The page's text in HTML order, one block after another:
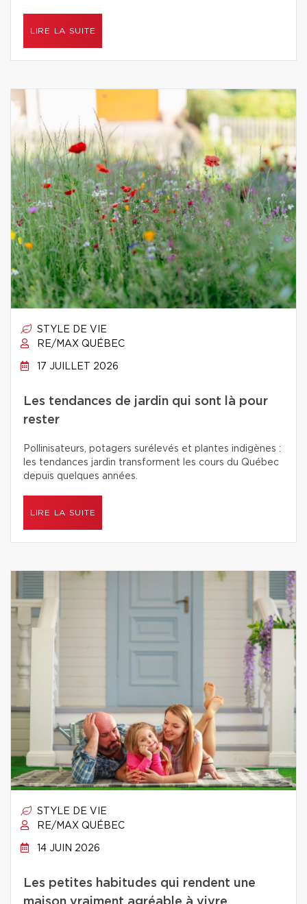
LIRE LA SUITE
STYLE DE VIE
RE/MAX QUÉBEC
17 JUILLET 2026
Les tendances de jardin qui sont là pour
rester
Pollinisateurs, potagers surélevés et plantes indigènes :
les tendances jardin transforment les cours du Québec
depuis quelques années.
LIRE LA SUITE
STYLE DE VIE
RE/MAX QUÉBEC
14 JUIN 2026
Les petites habitudes qui rendent une